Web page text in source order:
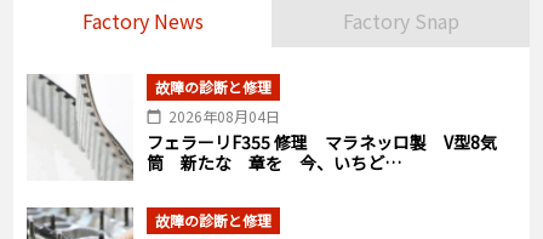
Factory News Factory Snap
故障の診断と修理
2026年08月04日
フェラーリF355 修理 マラネッロ製 V型8気
筒 新たな 章を 今、いちど…
故障の診断と修理